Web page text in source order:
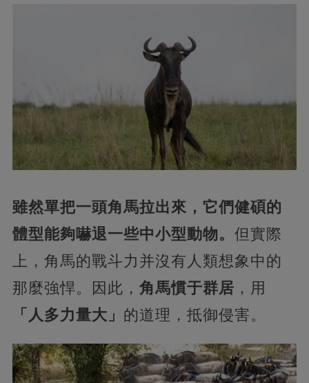
雖然單把一頭角馬拉出來，它們健碩的
體型能夠嚇退一些中小型動物。 但實際
上，角馬的戰斗力并沒有人類想象中的
那麼強悍。因此， 角馬慣于群居 ，用
「人多力量大」 的道理，抵御侵害。